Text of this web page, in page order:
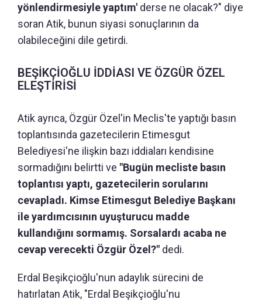
yönlendirmesiyle yaptım' derse ne olacak?" diye
soran Atik, bunun siyasi sonuçlarının da
olabileceğini dile getirdi.
BEŞİKÇİOĞLU İDDİASI VE ÖZGÜR ÖZEL
ELEŞTİRİSİ
Atik ayrıca, Özgür Özel'in Meclis'te yaptığı basın
toplantısında gazetecilerin Etimesgut
Belediyesi'ne ilişkin bazı iddiaları kendisine
sormadığını belirtti ve "Bugün mecliste basın
toplantısı yaptı, gazetecilerin sorularını
cevapladı. Kimse Etimesgut Belediye Başkanı
ile yardımcısının uyuşturucu madde
kullandığını sormamış. Sorsalardı acaba ne
cevap verecekti Özgür Özel?" dedi.
Erdal Beşikçioğlu'nun adaylık sürecini de
hatırlatan Atik, "Erdal Beşikçioğlu'nu